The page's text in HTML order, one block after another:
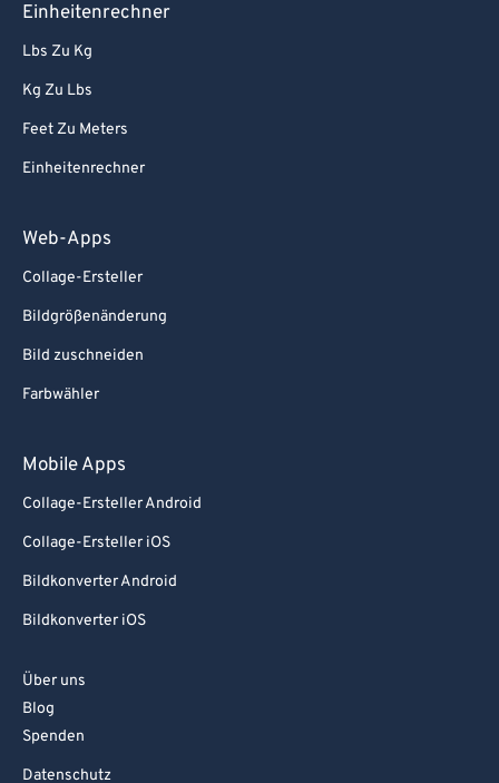
Einheitenrechner
Lbs Zu Kg
Kg Zu Lbs
Feet Zu Meters
Einheitenrechner
Web-Apps
Collage-Ersteller
Bildgrößenänderung
Bild zuschneiden
Farbwähler
Mobile Apps
Collage-Ersteller Android
Collage-Ersteller iOS
Bildkonverter Android
Bildkonverter iOS
Über uns
Blog
Spenden
Datenschutz